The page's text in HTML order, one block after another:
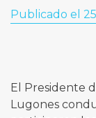
Publicado el
El Presidente
Lugones